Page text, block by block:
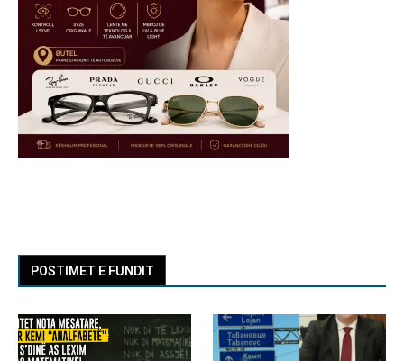
POSTIMET E FUNDIT